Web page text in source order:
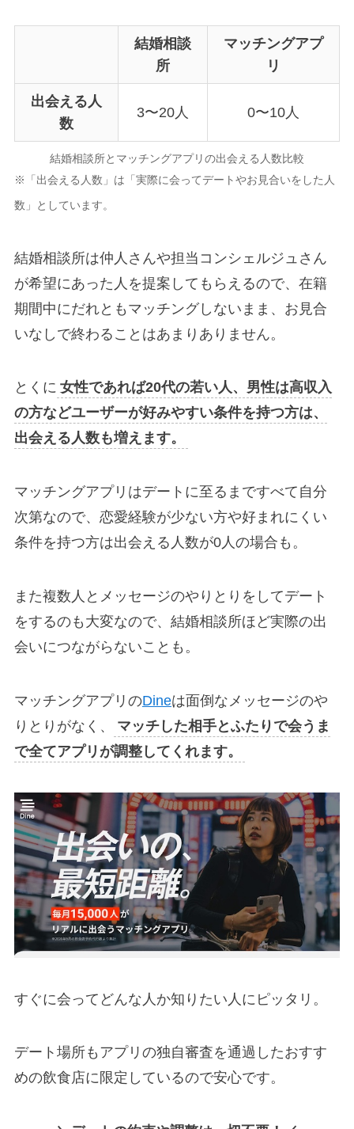
結婚相談
所
マッチングアプ
リ
出会える人
数
3〜20人 0〜10人
結婚相談所とマッチングアプリの出会える人数比較
※「出会える人数」は「実際に会ってデートやお見合いをした人
数」としています。
結婚相談所は仲人さんや担当コンシェルジュさん
が希望にあった人を提案してもらえるので、在籍
期間中にだれともマッチングしないまま、お見合
いなしで終わることはあまりありません。
とくに 女性であれば20代の若い人、男性は高収入
の方などユーザーが好みやすい条件を持つ方は、
出会える人数も増えます。
マッチングアプリはデートに至るまですべて自分
次第なので、恋愛経験が少ない方や好まれにくい
条件を持つ方は出会える人数が0人の場合も。
また複数人とメッセージのやりとりをしてデート
をするのも大変なので、結婚相談所ほど実際の出
会いにつながらないことも。
マッチングアプリのDineは面倒なメッセージのや
りとりがなく、
マッチした相手とふたりで会うま
で全てアプリが調整してくれます。
すぐに会ってどんな人か知りたい人にピッタリ。
デート場所もアプリの独自審査を通過したおすす
めの飲食店に限定しているので安心です。